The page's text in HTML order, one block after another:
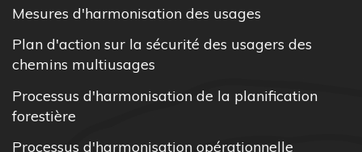
Mesures d'harmonisation des usages
Plan d'action sur la sécurité des usagers des
chemins multiusages
Processus d'harmonisation de la planification
forestière
Processus d'harmonisation opérationnelle